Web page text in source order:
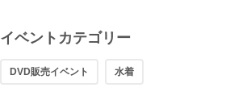
イベントカテゴリー
DVD販売イベント 水着